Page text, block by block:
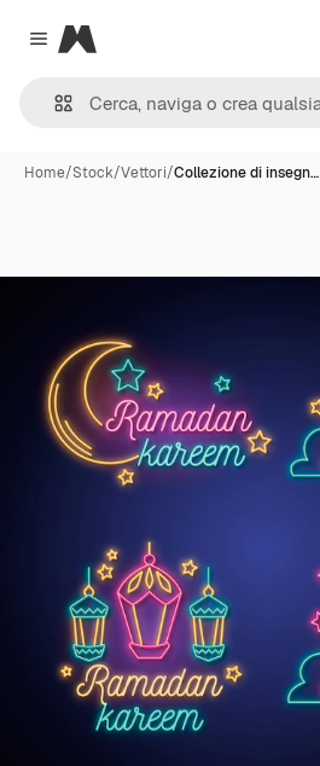
Close menu
Magnific
Home/Stock/Vettori/Collezione di insegn…